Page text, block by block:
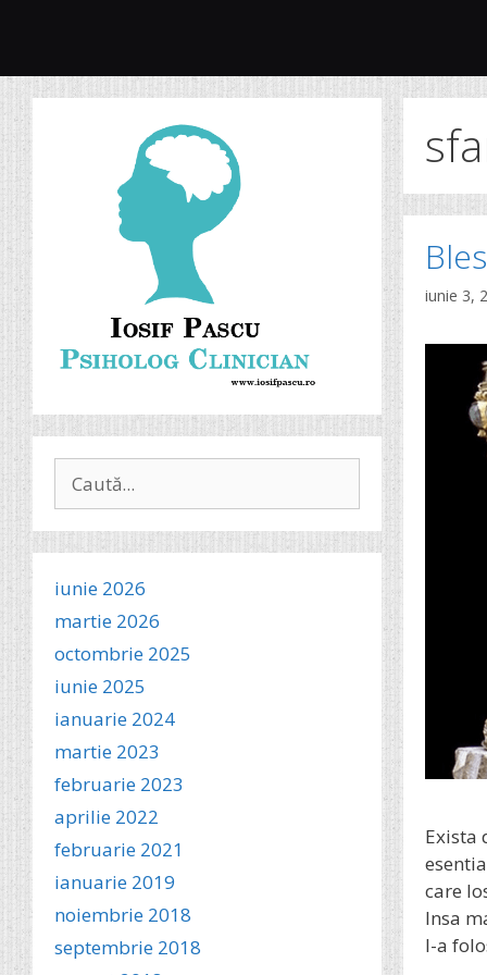
iunie 3,
Exista
care
Insa
l-a
după:
iunie 2026
martie 2026
octombrie 2025
iunie 2025
ianuarie 2024
martie 2023
februarie 2023
aprilie 2022
februarie 2021
ianuarie 2019
noiembrie 2018
septembrie 2018